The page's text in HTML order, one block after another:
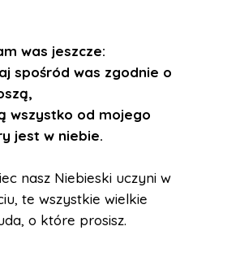
was jeszcze:
spośród was zgodnie o
wszystko od mojego
jest w niebie.
nasz Niebieski uczyni w
te wszystkie wielkie
o które prosisz.